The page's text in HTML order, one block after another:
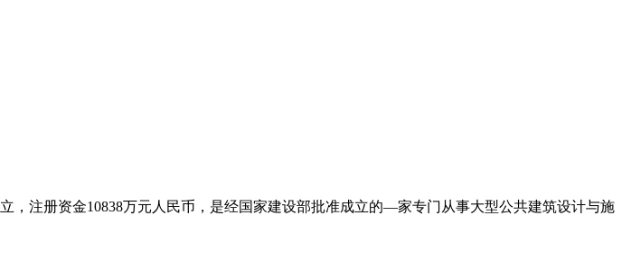
，注册资金10838万元人民币，是经国家建设部批准成立的—家专门从事大型公共建筑设计与施